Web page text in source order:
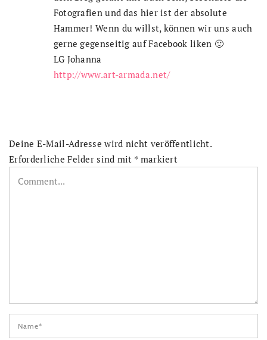
Fotografien und das hier ist der absolute
Hammer! Wenn du willst, können wir uns auch
gerne gegenseitig auf Facebook liken 🙂
LG Johanna
http://www.art-armada.net/
Deine E-Mail-Adresse wird nicht veröffentlicht.
Erforderliche Felder sind mit * markiert